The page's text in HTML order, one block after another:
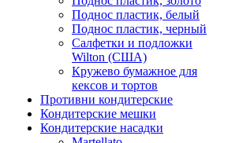
Поднос пластик, белый
Поднос пластик, черный
Салфетки и подложки
Wilton (США)
Кружево бумажное для
кексов и тортов
Противни кондитерские
Кондитерские мешки
Кондитерские насадки